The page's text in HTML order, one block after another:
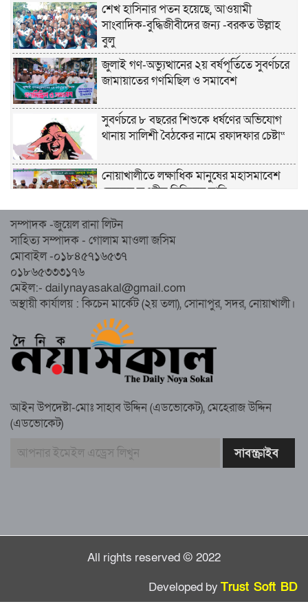
শেখ হাসিনার পতন হয়েছে, আওয়ামী
সাংবাদিক-বুদ্ধিজীবীদের জন্য -বরকত উল্লাহ
বুলু
জুলাই গণ-অভ্যুত্থানের ২য় বর্ষপূর্তিতে সুবর্ণচরে
জামায়াতের গণমিছিল ও সমাবেশ
সুবর্ণচরে ৮ বছরের শিশুকে ধর্ষণের অভিযোগ
থানায় সালিশী বৈঠকের নামে রফাদফার চেষ্টা“
নোয়াখালীতে লক্ষাধিক মানুষের মহাসমাবেশ
হেজবুত তওহীদ নিষিদ্ধের দাবি
নোয়াখালীতে ইসলামী মহাসমাবেশের প্রস্তুতি
সম্পন্ন, অংশ নেবেন লক্ষাধিক মানুষ
নোয়াখালীতে ইসলামী ছাত্রশিবিরের ‘অদম্য
জুলাই’ মিছিল
সুবর্ণচরে মায়ের অভিযোগে সাবেক ভাইস
চেয়ারম্যান গ্রেপ্তার
স্মরণ সভায় মিলাদ ও দোয়া
সম্পাদক -জুয়েল রানা লিটন
সাহিত্য সম্পাদক - গোলাম মাওলা জসিম
মোবাইল -০১৮৪৫৭১৬৫৩৭
০১৮৬৫৩৩৩১৭৬
মেইল:- dailynayasakal@gmail.com
অস্থায়ী কার্যালয় : কিচেন মার্কেট (২য় তলা), সোনাপুর, সদর, নোয়াখালী।
আইন উপদেষ্টা-মোঃ সাহাব উদ্দিন (এডভোকেট), মেহেরাজ উদ্দিন
(এডভোকেট)
All rights reserved © 2022
Developed by Trust Soft BD